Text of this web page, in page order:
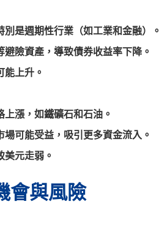
是週期性行業（如工業和金融）。
險資產，導致債券收益率下降。
上升。
漲，如鐵礦石和石油。
可能受益，吸引更多資金流入。
元走弱。
會與風險